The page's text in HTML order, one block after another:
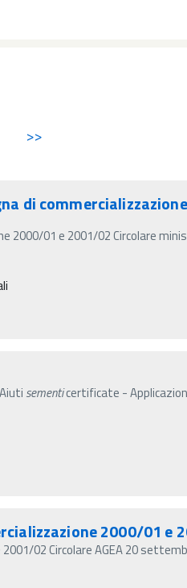
>>
di
2000/01 e 2001/02 Circolare
sementicertificate -
2000/01 e
02 Circolare AGEA 20